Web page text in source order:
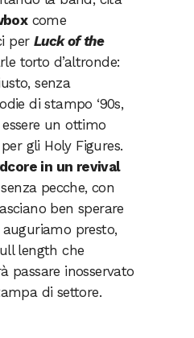
come
per Luck of the
torto d’altronde:
senza
di stampo ‘90s,
un ottimo
gli Holy Figures.
in un revival
pecche, con
ben sperare
presto,
length che
passare inosservato
di settore.